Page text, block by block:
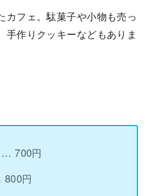
カフェ。駄菓子や小物も売っ
手作りクッキーなどもありま
… 700円
800円